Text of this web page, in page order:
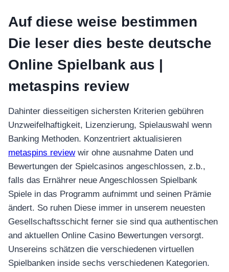
Auf diese weise bestimmen
Die leser dies beste deutsche
Online Spielbank aus |
metaspins review
Dahinter diesseitigen sichersten Kriterien gebühren
Unzweifelhaftigkeit, Lizenzierung, Spielauswahl wenn
Banking Methoden. Konzentriert aktualisieren
metaspins reviewwir ohne ausnahme Daten und
Bewertungen der Spielcasinos angeschlossen, z.b.,
falls das Ernährer neue Angeschlossen Spielbank
Spiele in das Programm aufnimmt und seinen Prämie
ändert. So ruhen Diese immer in unserem neuesten
Gesellschaftsschicht ferner sie sind qua authentischen
and aktuellen Online Casino Bewertungen versorgt.
Unsereins schätzen die verschiedenen virtuellen
Spielbanken inside sechs verschiedenen Kategorien.